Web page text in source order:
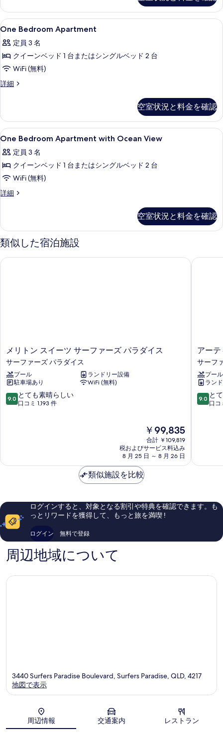
写
真
を
表
示
る
真
を
表
示
す
る
細
One
Bedroom
Apartment
の
す
べ
写
真
を
表
示
す
セーフティボックス (室内)、アイロ
9
One Bedroom Apartment
定員 3 名
クイーンベッド 1 台またはシングルベッド 2 台
WiFi (無料)
詳細
One
詳
細
空室状況と料金を確認
One
Bedroom
Apartment
with
Ocean
View
べ
て
写
セーフティボックス (室内)、アイロ
8
One Bedroom Apartment with Ocean View
定員 3 名
クイーンベッド 1 台またはシングルベッド 2 台
WiFi (無料)
詳細
One
Ocean
View
の
細
空室状況と料金を確認
類似した宿泊施設
メ
リ
ト
ン
ス
イ
ー
ズ
イ
サ
ー
ー
ズ
ラ
メリトン スイーツ サーファーズ パラダイス
サーファーズ パラダイス
プール
ランドリー設備
駐車場あり
WiFi (無料)
10
段
素
い、
コ
ミ
件
の
コ
9.0 とても素晴らしい
口コミ 1,193 件
現
在
の
料
金
は
￥99,835
合計 ￥109,819
税およびサービス料込み
8 月 25 日 ～ 8 月 26 日
メリトン スイーツ サーファーズ パラダイス
ア
ー
テ
ィ
ー
ク
サ
ラ
サ
ー
アー
サーフ
プール
ラン
10
段
素
い、
口
9.0 と
口コ
アーテ
類似施設を比較
ログインすると、対象となる割引や特典を確認できます。も
っとリワードを獲得して、もっと旅を満喫 !
ログイン 無料で登録
周辺地域について
地図
3440 Surfers Paradise Boulevard, Surfers Paradise, QLD, 4217
地図で表示
周辺情報 交通案内 レストラン